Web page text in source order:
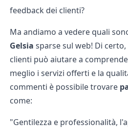
feedback dei clienti?
Ma andiamo a vedere quali
Gelsia sparse sul web! Di
clienti può aiutare a
meglio i servizi offerti e la
commenti è possibile trovare
come:
"Gentilezza e professionalità,